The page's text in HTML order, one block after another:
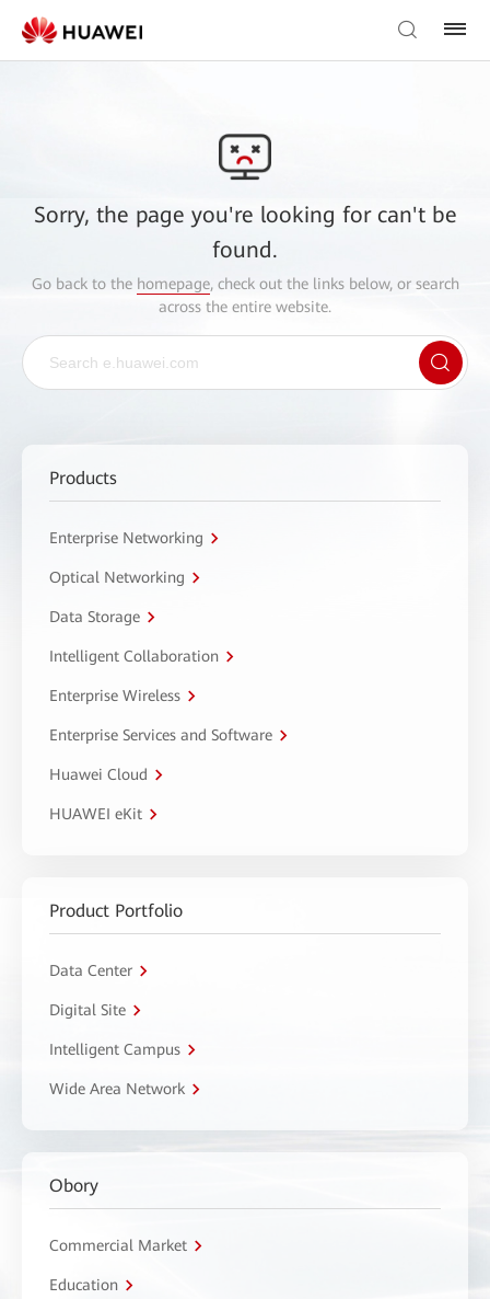
Sorry, the page you're looking for can't be
found.
Go back to the homepage, check out the links below, or search
across the entire website.
Products
Enterprise Networking
Optical Networking
Data Storage
Intelligent Collaboration
Enterprise Wireless
Enterprise Services and Software
Huawei Cloud
HUAWEI eKit
Product Portfolio
Data Center
Digital Site
Intelligent Campus
Wide Area Network
Obory
Commercial Market
Education